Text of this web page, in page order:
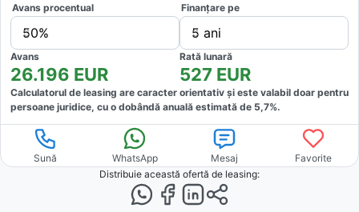
Avans procentual
50%
Finanțare pe
5 ani
Avans
26.196 EUR
Rată lunară
527 EUR
Calculatorul de leasing are caracter orientativ și este valabil doar pentru
persoane juridice, cu o dobândă anuală estimată de 5,7%.
Sună WhatsApp Mesaj
Favorite
Distribuie această ofertă de leasing: